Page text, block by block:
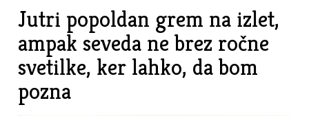
Jutri popoldan grem na izlet,
ampak seveda ne brez ročne
svetilke, ker lahko, da bom
pozna